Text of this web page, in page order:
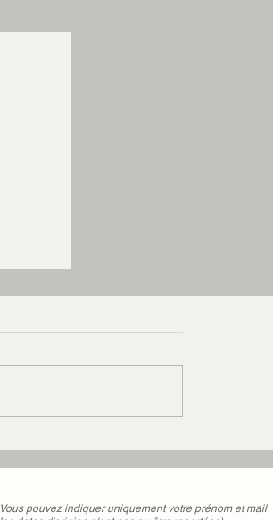
pouvez indiquer uniquement votre prénom et mail